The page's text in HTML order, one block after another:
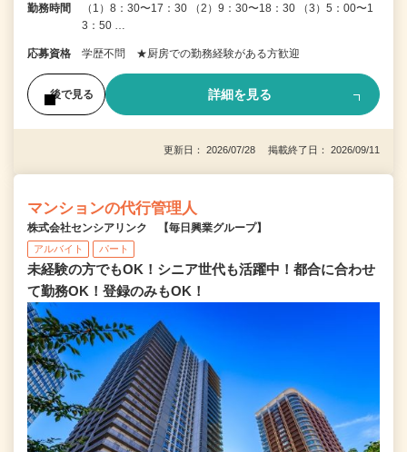
勤務時間
（1）8：30〜17：30 （2）9：30〜18：30 （3）5：00〜1
3：50 …
応募資格 学歴不問 ★厨房での勤務経験がある方歓迎
後で見る 詳細を見る
更新日： 2026/07/28 掲載終了日： 2026/09/11
マンションの代行管理人
株式会社センシアリンク 【毎日興業グループ】
アルバイト パート
未経験の方でもOK！シニア世代も活躍中！都合に合わせ
て勤務OK！登録のみもOK！